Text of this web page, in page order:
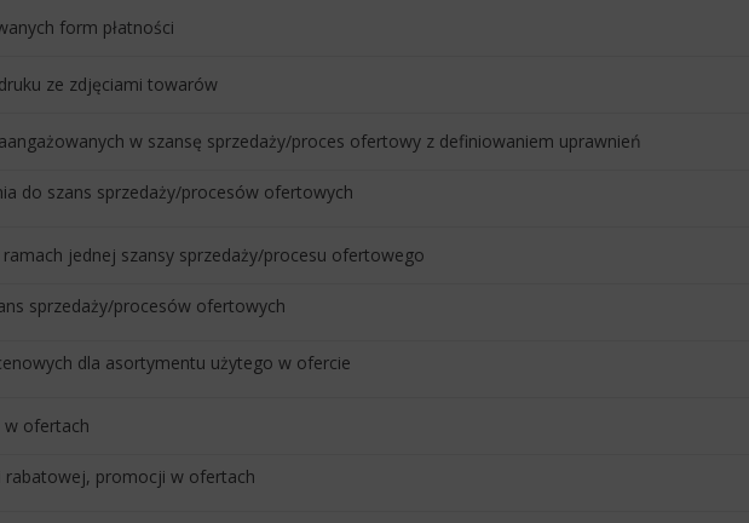
form płatności
ze zdjęciami towarów
w szansę sprzedaży/proces ofertowy z definiowaniem uprawnień
do szans sprzedaży/procesów ofertowych
jednej szansy sprzedaży/procesu ofertowego
sprzedaży/procesów ofertowych
dla asortymentu użytego w ofercie
w ofertach
rabatowej, promocji w ofertach